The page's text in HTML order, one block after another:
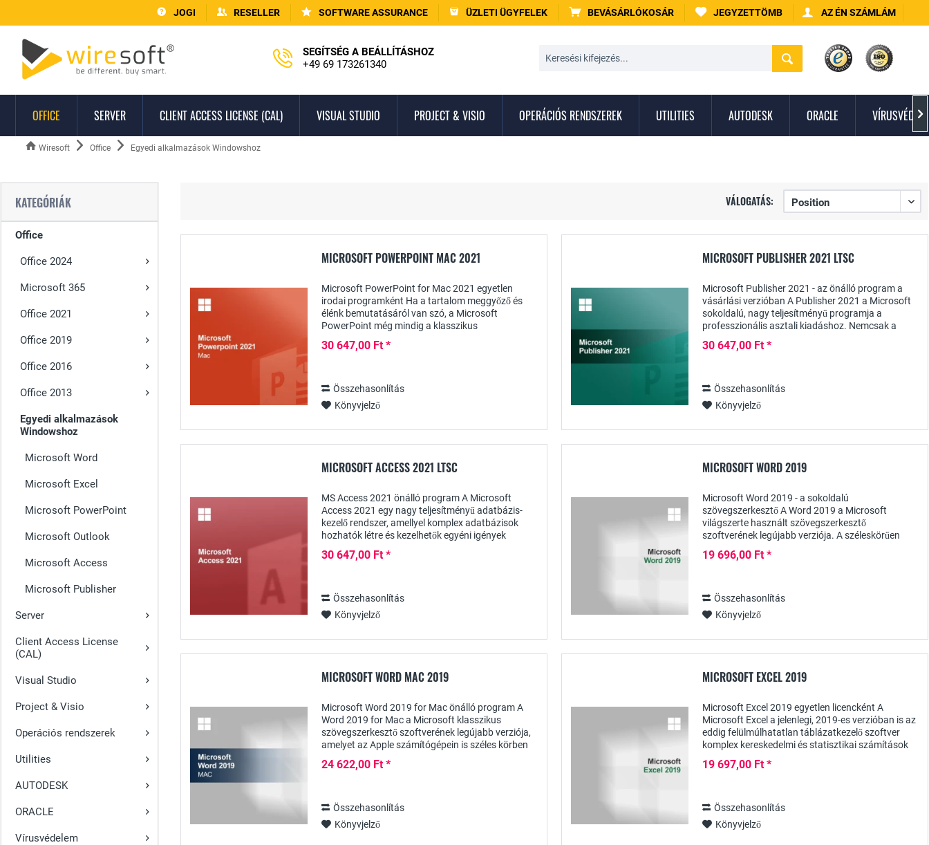
JOGI RESELLER SOFTWARE ASSURANCE ÜZLETI ÜGYFELEK BEVÁSÁRLÓKOSÁR JEGYZETTÖMB AZ ÉN SZÁMLÁM
SEGÍTSÉG A BEÁLLÍTÁSHOZ
+49 69 173261340
OFFICE SERVER CLIENT ACCESS LICENSE (CAL) VISUAL STUDIO PROJECT & VISIO OPERÁCIÓS RENDSZEREK UTILITIES AUTODESK ORACLE 
Wiresoft Office Egyedi alkalmazások Windowshoz
KATEGÓRIÁK
Office
Office 2024
Microsoft 365
Office 2021
Office 2019
Office 2016
Office 2013
Egyedi alkalmazások
Windowshoz
Microsoft Word
Microsoft Excel
Microsoft PowerPoint
Microsoft Outlook
Microsoft Access
Microsoft Publisher
Server
Client Access License
(CAL)
Visual Studio
Project & Visio
Operációs rendszerek
Utilities
AUTODESK
ORACLE
Vírusvédelem
VÁLOGATÁS:
MICROSOFT POWERPOINT MAC 2021
Microsoft PowerPoint for Mac 2021 egyetlen
irodai programként Ha a tartalom meggyőző és
élénk bemutatásáról van szó, a Microsoft
PowerPoint még mindig a klasszikus
lehetőségével és támogató...
30 647,00 Ft *
Összehasonlítás
Könyvjelző
MICROSOFT PUBLISHER 2021 LTSC
Microsoft Publisher 2021 - az önálló program a
vásárlási verzióban A Publisher 2021 a Microsoft
sokoldalú, nagy teljesítményű programja a
professzionális asztali kiadáshoz. Nemcsak a
a...
30 647,00 Ft *
Összehasonlítás
Könyvjelző
MICROSOFT ACCESS 2021 LTSC
MS Access 2021 önálló program A Microsoft
Access 2021 egy nagy teljesítményű adatbázis-
kezelő rendszer, amellyel komplex adatbázisok
hozhatók létre és kezelhetők egyéni igények
használhatók...
30 647,00 Ft *
Összehasonlítás
Könyvjelző
MICROSOFT WORD 2019
Microsoft Word 2019 - a sokoldalú
szövegszerkesztő A Word 2019 a Microsoft
világszerte használt szövegszerkesztő
szoftverének legújabb verziója. A széleskörűen
és intuitív kezelésével...
19 696,00 Ft *
Összehasonlítás
Könyvjelző
MICROSOFT WORD MAC 2019
Microsoft Word 2019 for Mac önálló program A
Word 2019 for Mac a Microsoft klasszikus
szövegszerkesztő szoftverének legújabb verziója,
amelyet az Apple számítógépein is széles körben
24 622,00 Ft *
Összehasonlítás
Könyvjelző
MICROSOFT EXCEL 2019
Microsoft Excel 2019 egyetlen licencként A
Microsoft Excel a jelenlegi, 2019-es verzióban is az
eddig felülmúlhatatlan táblázatkezelő szoftver
komplex kereskedelmi és statisztikai számítások
19 697,00 Ft *
Összehasonlítás
Könyvjelző